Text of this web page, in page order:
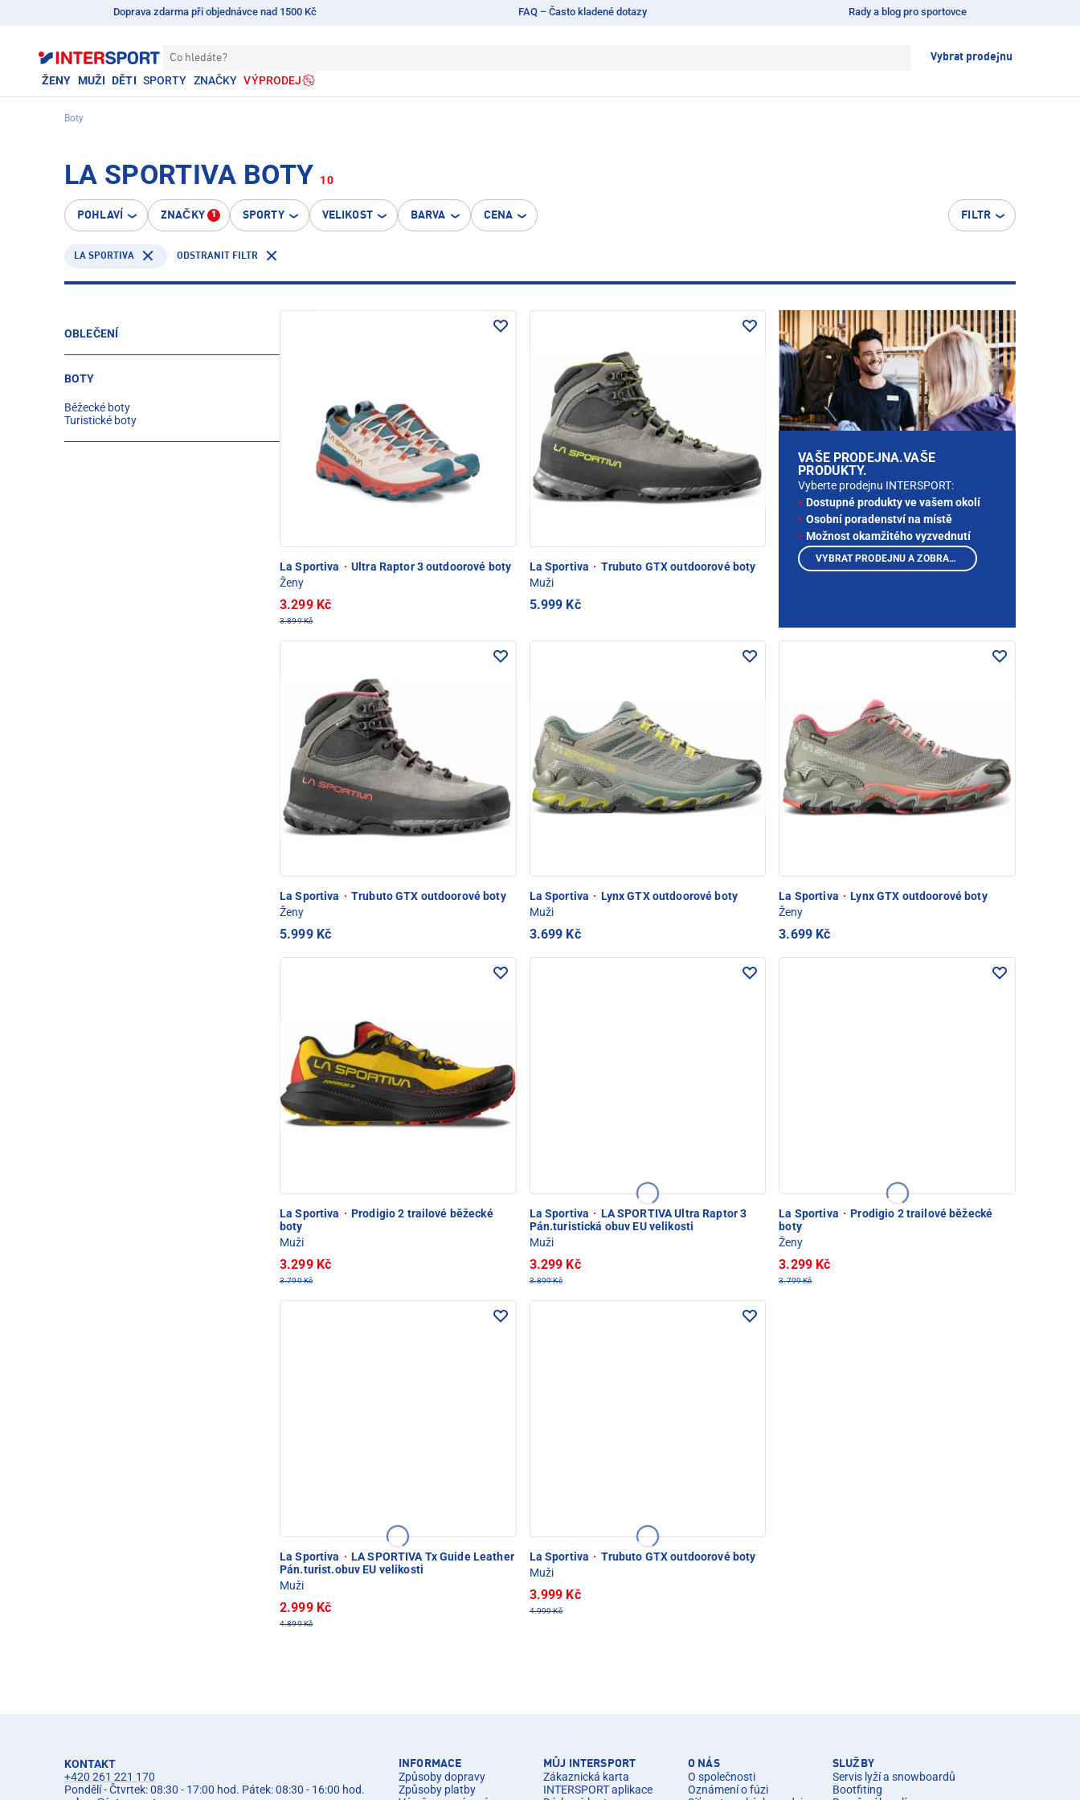
Doprava zdarma při objednávce nad 1500 Kč FAQ – Často kladené dotazy Rady a blog pro sportovce
Co hledáte? Vybrat prodejnu
ŽENY MUŽI DĚTI SPORTY ZNAČKY VÝPRODEJ
Boty
LA SPORTIVA BOTY 10
POHLAVÍ ZNAČKY 1 SPORTY VELIKOST BARVA CENA FILTR
LA SPORTIVA ODSTRANIT FILTR
OBLEČENÍ
BOTY
Běžecké boty
Turistické boty
La Sportiva · Ultra Raptor 3 outdoorové boty
Ženy
3.299 Kč
3.899 Kč
La Sportiva · Trubuto GTX outdoorové boty
Muži
5.999 Kč
La Sportiva · Trubuto GTX outdoorové boty
Ženy
5.999 Kč
La Sportiva · Lynx GTX outdoorové boty
Muži
3.699 Kč
La Sportiva · Lynx GTX outdoorové boty
Ženy
3.699 Kč
La Sportiva · Prodigio 2 trailové běžecké
boty
Muži
3.299 Kč
3.799 Kč
La Sportiva · LA SPORTIVA Ultra Raptor 3
Pán.turistická obuv EU velikosti
Muži
3.299 Kč
3.899 Kč
La Sportiva · Prodigio 2 trailové běžecké
boty
Ženy
3.299 Kč
3.799 Kč
La Sportiva · LA SPORTIVA Tx Guide Leather
Pán.turist.obuv EU velikosti
Muži
2.999 Kč
4.899 Kč
La Sportiva · Trubuto GTX outdoorové boty
Muži
3.999 Kč
4.999 Kč
VAŠE PRODEJNA.VAŠE
PRODUKTY.
Vyberte prodejnu INTERSPORT:
Dostupné produkty ve vašem okolí
Osobní poradenství na místě
Možnost okamžitého vyzvednutí
VYBRAT PRODEJNU A ZOBRAZIT PRODUKTY
KONTAKT
+420 261 221 170
Pondělí - Čtvrtek: 08:30 - 17:00 hod. Pátek: 08:30 - 16:00 hod.
INFORMACE
Způsoby dopravy
Způsoby platby
MŮJ INTERSPORT
Zákaznická karta
INTERSPORT aplikace
O NÁS
O společnosti
Oznámení o fúzi
SLUŽBY
Servis lyží a snowboardů
Bootfiting